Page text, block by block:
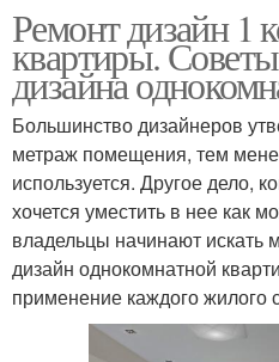
Ремонт дизайн 1
квартиры.
дизайна
Большинство дизайнеров
метраж помещения, тем
используется. Другое дело,
хочется уместить в нее как
владельцы начинают искать
дизайн однокомнатной
применение каждого жилого